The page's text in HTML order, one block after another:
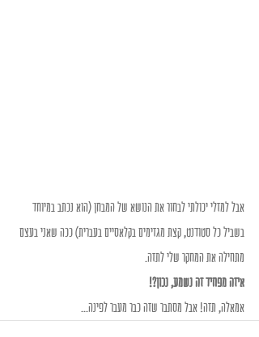
אבל למזלי יכולתי לבחור את הנושא של המבחן (הוא נכתב במיוחד
בשביל כל סטודנט, קצת מגזימים בקלאסיים בעברית) ככה שאני בעצם
מתחילה את המחקר שלי לתזה.
איזה מפחיד זה נשמע, נכון?!
אמאלה, תזה! אבל מסתבר שזה כבר מעבר לפינה...